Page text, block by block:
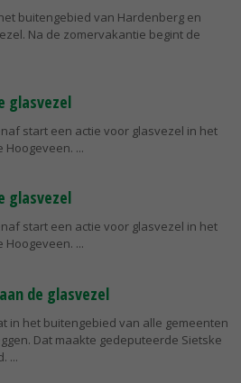
buitengebied van Hardenberg en
Na de zomervakantie begint de
glasvezel
start een actie voor glasvezel in het
Hoogeveen.
glasvezel
start een actie voor glasvezel in het
Hoogeveen.
de glasvezel
in het buitengebied van alle gemeenten
Dat maakte gedeputeerde Sietske